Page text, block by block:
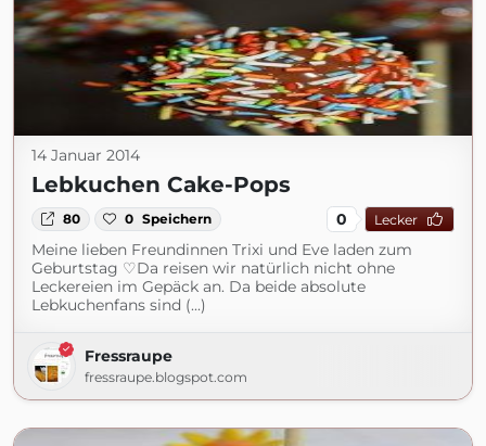
14 Januar 2014
Lebkuchen Cake-Pops
80 0 Speichern 0 Lecker
Meine lieben Freundinnen Trixi und Eve laden zum
Geburtstag ♡Da reisen wir natürlich nicht ohne
Leckereien im Gepäck an. Da beide absolute
Lebkuchenfans sind (...)
Fressraupe
fressraupe.blogspot.com